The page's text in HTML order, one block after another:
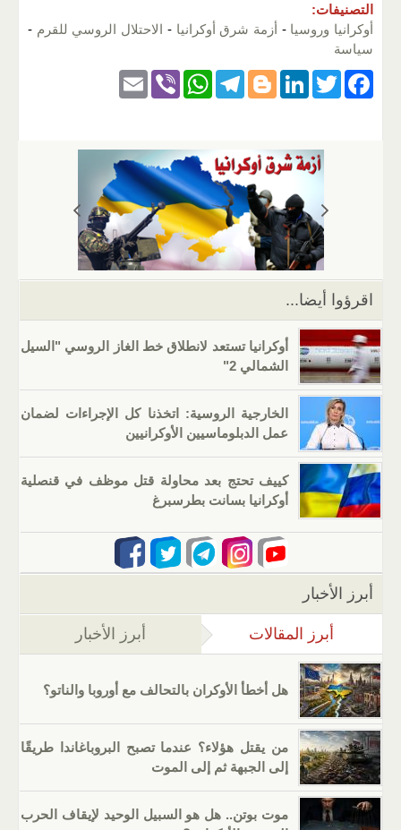
التصنيفات:
أوكرانيا وروسيا - أزمة شرق أوكرانيا - الاحتلال الروسي للقرم -
سياسة
F
k
T
er
Li
e
dI
n
Bl
g
er
T
gr
a
m
W
s
A
p
p
Vi
اقرؤوا أيضا...
أوكرانيا تستعد لانطلاق خط الغاز الروسي "السيل
الشمالي 2"
الخارجية الروسية: اتخذنا كل الإجراءات لضمان
عمل الدبلوماسيين الأوكرانيين
كييف تحتج بعد محاولة قتل موظف في قنصلية
أوكرانيا بسانت بطرسبرغ
أبرز الأخبار
أبرز المقالات (علامة التبويب النشطة)
أبرز الأخبار
هل أخطأ الأوكران بالتحالف مع أوروبا والناتو؟
من يقتل هؤلاء؟ عندما تصبح البروباغاندا طريقًا
إلى الجبهة ثم إلى الموت
موت بوتن.. هل هو السبيل الوحيد لإيقاف الحرب